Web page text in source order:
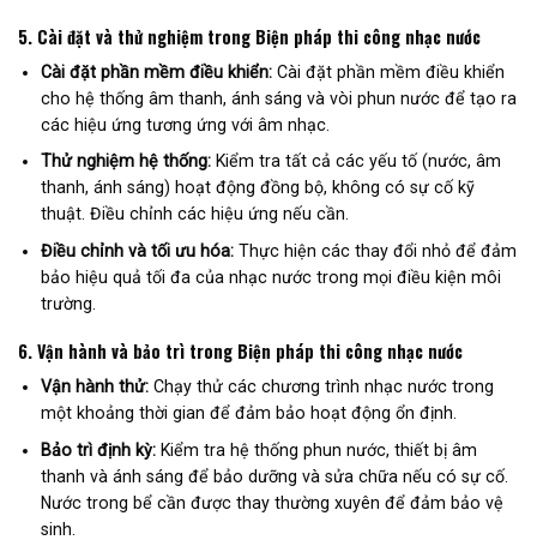
5. Cài đặt và thử nghiệm trong Biện pháp thi công nhạc nước
Cài đặt phần mềm điều khiển:Cài đặt phần mềm điều khiển
cho hệ thống âm thanh, ánh sáng và vòi phun nước để tạo ra
các hiệu ứng tương ứng với âm nhạc.
Thử nghiệm hệ thống:Kiểm tra tất cả các yếu tố (nước, âm
thanh, ánh sáng) hoạt động đồng bộ, không có sự cố kỹ
thuật. Điều chỉnh các hiệu ứng nếu cần.
Điều chỉnh và tối ưu hóa:Thực hiện các thay đổi nhỏ để đảm
bảo hiệu quả tối đa của nhạc nước trong mọi điều kiện môi
trường.
6.Vận hành và bảo trì trong Biện pháp thi công nhạc nước
Vận hành thử:Chạy thử các chương trình nhạc nước trong
một khoảng thời gian để đảm bảo hoạt động ổn định.
Bảo trì định kỳ:Kiểm tra hệ thống phun nước, thiết bị âm
thanh và ánh sáng để bảo dưỡng và sửa chữa nếu có sự cố.
Nước trong bể cần được thay thường xuyên để đảm bảo vệ
sinh.